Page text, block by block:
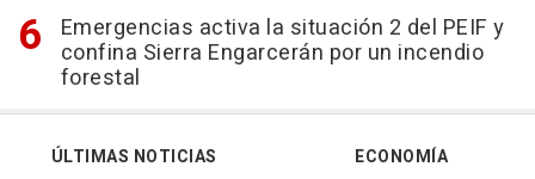
Emergencias activa la situación 2 del PEIF y
confina Sierra Engarcerán por un incendio
forestal
ÚLTIMAS NOTICIAS
ECONOMÍA